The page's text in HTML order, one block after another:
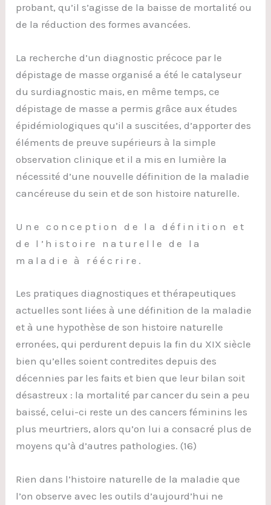
probant, qu’il s’agisse de la baisse de mortalité ou
de la réduction des formes avancées.
La recherche d’un diagnostic précoce par le
dépistage de masse organisé a été le catalyseur
du surdiagnostic mais, en même temps, ce
dépistage de masse a permis grâce aux études
épidémiologiques qu’il a suscitées, d’apporter des
éléments de preuve supérieurs à la simple
observation clinique et il a mis en lumière la
nécessité d’une nouvelle définition de la maladie
cancéreuse du sein et de son histoire naturelle.
Une conception de la définition et
de l’histoire naturelle de la
maladie à réécrire.
Les pratiques diagnostiques et thérapeutiques
actuelles sont liées à une définition de la maladie
et à une hypothèse de son histoire naturelle
erronées, qui perdurent depuis la fin du XIX siècle
bien qu’elles soient contredites depuis des
décennies par les faits et bien que leur bilan soit
désastreux : la mortalité par cancer du sein a peu
baissé, celui-ci reste un des cancers féminins les
plus meurtriers, alors qu’on lui a consacré plus de
moyens qu’à d’autres pathologies. (16)
Rien dans l’histoire naturelle de la maladie que
l’on observe avec les outils d’aujourd’hui ne